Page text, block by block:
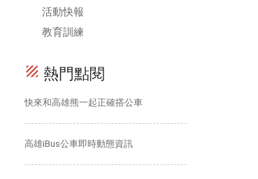
活動快報
教育訓練
texture 熱門點閱
快來和高雄熊一起正確搭公車
高雄iBus公車即時動態資訊